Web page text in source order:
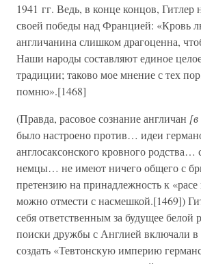
1941 гг. Ведь, в конце концов, Гитлер
своей победы над Францией: «Кровь
англичанина слишком драгоценна,
Наши народы составляют единое
традиции; таково мое мнение с тех
помню».[1468]
(Правда, расовое сознание англичан
было настроено против… идеи
англосаксонского кровного родства…
немцы… не имеют ничего общего с
претензию на принадлежность к
можно отмести с насмешкой.[1469])
себя ответственным за будущее белой
поиски дружбы с Англией включали в
создать «Тевтонскую империю